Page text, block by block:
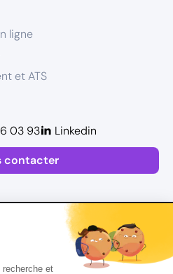
et
ligne
et ATS
contacter
03 93 Linkedin
de site